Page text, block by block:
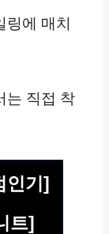
링에 매치
는 직접 착
인기]
트]